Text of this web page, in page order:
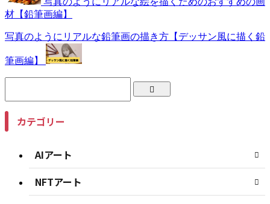
材【鉛筆画編】
写真のようにリアルな鉛筆画の描き方【デッサン風に描く鉛
筆画編】
カテゴリー
AIアート
NFTアート